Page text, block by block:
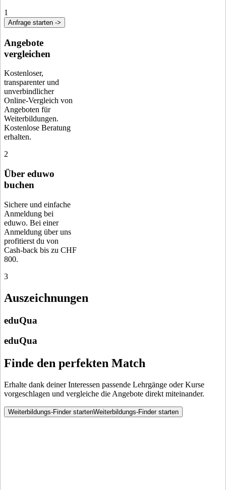
1
Anfrage starten ->
Angebote
vergleichen
Kostenloser,
transparenter und
unverbindlicher
Online-Vergleich von
Angeboten für
Weiterbildungen.
Kostenlose Beratung
erhalten.
2
Über eduwo
buchen
Sichere und einfache
Anmeldung bei
eduwo. Bei einer
Anmeldung über uns
profitierst du von
Cash-back bis zu CHF
800.
3
Auszeichnungen
eduQua
eduQua
Finde den perfekten Match
Erhalte dank deiner Interessen passende Lehrgänge oder Kurse
vorgeschlagen und vergleiche die Angebote direkt miteinander.
Weiterbildungs-Finder startenWeiterbildungs-Finder starten